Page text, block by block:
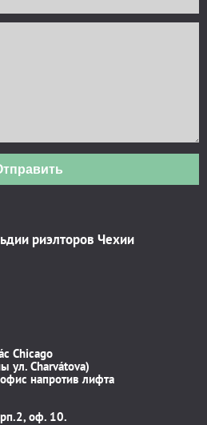
риэлторов Чехии
Chicago
ул. Charvátova)
напротив лифта
оф. 10.